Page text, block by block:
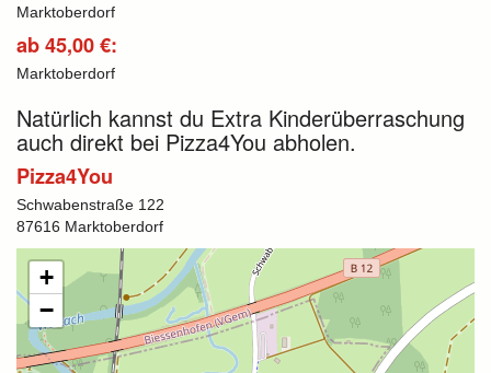
Marktoberdorf
ab 45,00 €:
Marktoberdorf
Natürlich kannst du Extra Kinderüberraschung
auch direkt bei Pizza4You abholen.
Pizza4You
Schwabenstraße 122
87616 Marktoberdorf
+
−